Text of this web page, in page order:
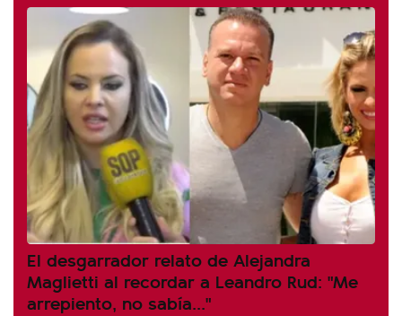
El desgarrador relato de Alejandra
Maglietti al recordar a Leandro Rud: "Me
arrepiento, no sabía..."